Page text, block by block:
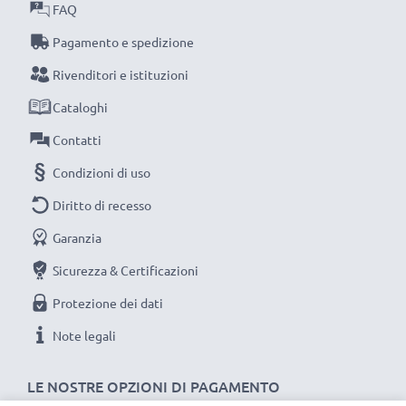
LE NOSTRE OPZIONI DI PAGAMENTO
FAQ
Pagamento e spedizione
Rivenditori e istituzioni
Cataloghi
Contatti
Condizioni di uso
Diritto di recesso
Garanzia
Sicurezza & Certificazioni
Protezione dei dati
Note legali